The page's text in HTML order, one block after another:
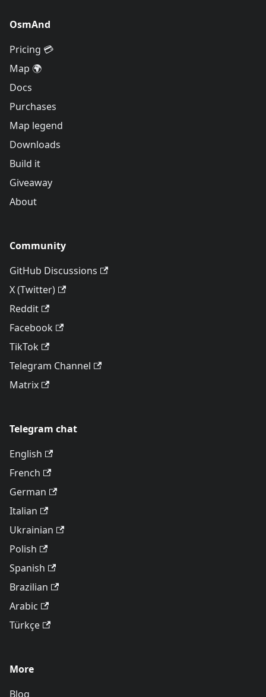
OsmAnd
Pricing 💳
Map 🌍
Docs
Purchases
Map legend
Downloads
Build it
Giveaway
About
Community
GitHub Discussions
X (Twitter)
Reddit
Facebook
TikTok
Telegram Channel
Matrix
Telegram chat
English
French
German
Italian
Ukrainian
Polish
Spanish
Brazilian
Arabic
Türkçe
More
Blog